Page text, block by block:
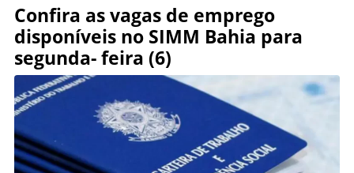
Confira as vagas de emprego
disponíveis no SIMM Bahia para
segunda- feira (6)